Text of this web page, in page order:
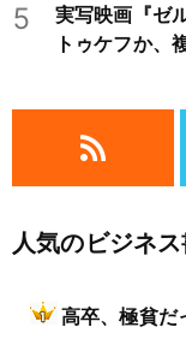
5
実写映画『ゼ
トゥケフか、
人気のビジネ
高卒、極貧だ